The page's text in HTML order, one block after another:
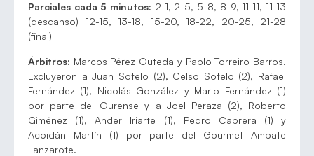
Parciales cada 5 minutos: 2-1, 2-5, 5-8, 8-9, 11-11, 11-13
(descanso) 12-15, 13-18, 15-20, 18-22, 20-25, 21-28
(final)
Árbitros: Marcos Pérez Outeda y Pablo Torreiro Barros.
Excluyeron a Juan Sotelo (2), Celso Sotelo (2), Rafael
Fernández (1), Nicolás González y Mario Fernández (1)
por parte del Ourense y a Joel Peraza (2), Roberto
Giménez (1), Ander Iriarte (1), Pedro Cabrera (1) y
Acoidán Martín (1) por parte del Gourmet Ampate
Lanzarote.